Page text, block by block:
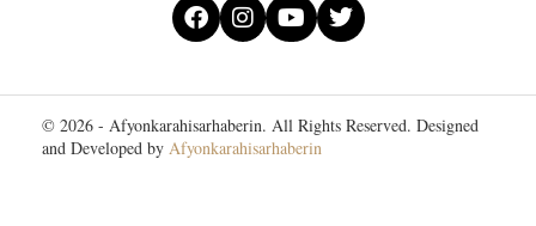
© 2026 - Afyonkarahisarhaberin. All Rights Reserved. Designed
and Developed by Afyonkarahisarhaberin